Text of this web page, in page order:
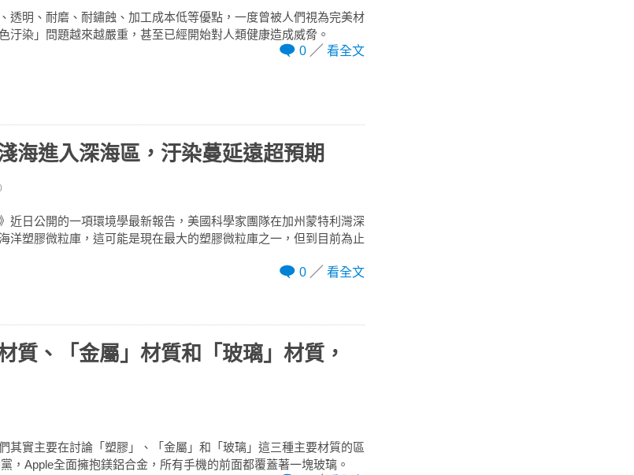
透明、耐磨、耐鏽蝕、加工成本低等優點，一度曾被人們視為完美材
汙染」問題越來越嚴重，甚至已經開始對人類健康造成威脅。
0
看全文
海進入深海區，汙染蔓延遠超預期
近日公開的一項環境學最新報告，美國科學家團隊在加州蒙特利灣深
洋塑膠微粒庫，這可能是現在最大的塑膠微粒庫之一，但到目前為止
0
看全文
質、「金屬」材質和「玻璃」材質，
其實主要在討論「塑膠」、「金屬」和「玻璃」這三種主要材質的區
，Apple全面擁抱鎂鋁合金，所有手機的前面都覆蓋著一塊玻璃。